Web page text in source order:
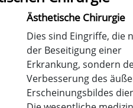
Ästhetische Chirurgie
Dies sind Eingriffe, die
der Beseitigung einer
Erkrankung, sondern
Verbesserung des
Erscheinungsbildes